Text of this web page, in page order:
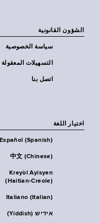
الشؤون القانونية
سياسة الخصوصية
التسهيلات المعقولة
اتصل بنا
اختيار اللغة
Español (Spanish)
中文 (Chinese)
Kreyòl Ayisyen
(Haitian-Creole)
Italiano (Italian)
אידיש (Yiddish)